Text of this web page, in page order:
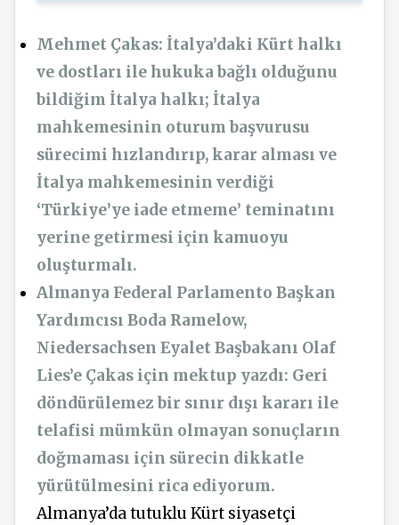
Mehmet Çakas: İtalya’daki Kürt halkı
ve dostları ile hukuka bağlı olduğunu
bildiğim İtalya halkı; İtalya
mahkemesinin oturum başvurusu
sürecimi hızlandırıp, karar alması ve
İtalya mahkemesinin verdiği
‘Türkiye’ye iade etmeme’ teminatını
yerine getirmesi için kamuoyu
oluşturmalı.
Almanya Federal Parlamento Başkan
Yardımcısı Boda Ramelow,
Niedersachsen Eyalet Başbakanı Olaf
Lies’e Çakas için mektup yazdı: Geri
döndürülemez bir sınır dışı kararı ile
telafisi mümkün olmayan sonuçların
doğmaması için sürecin dikkatle
yürütülmesini rica ediyorum.
Almanya’da tutuklu Kürt siyasetçi